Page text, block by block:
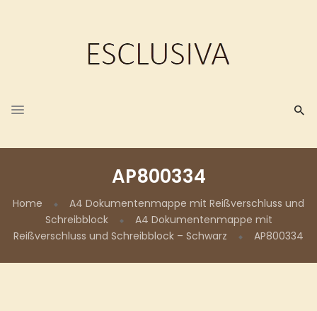
AP800334
Home
A4 Dokumentenmappe mit Reißverschluss und
Schreibblock
A4 Dokumentenmappe mit
Reißverschluss und Schreibblock – Schwarz
AP800334